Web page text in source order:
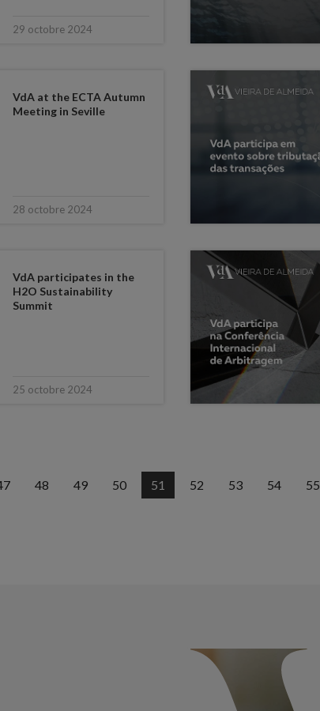
29 octobre 2024
VdA at the ECTA Autumn
Meeting in Seville
28 octobre 2024
VdA participates in the
H2O Sustainability
Summit
25 octobre 2024
48 49 50 51 52 53 54 55